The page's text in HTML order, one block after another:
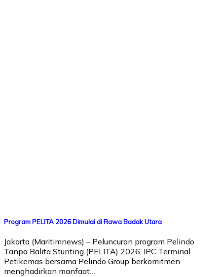
Program PELITA 2026 Dimulai di Rawa Badak Utara
Jakarta (Maritimnews) – Peluncuran program Pelindo
Tanpa Balita Stunting (PELITA) 2026, IPC Terminal
Petikemas bersama Pelindo Group berkomitmen
menghadirkan manfaat…